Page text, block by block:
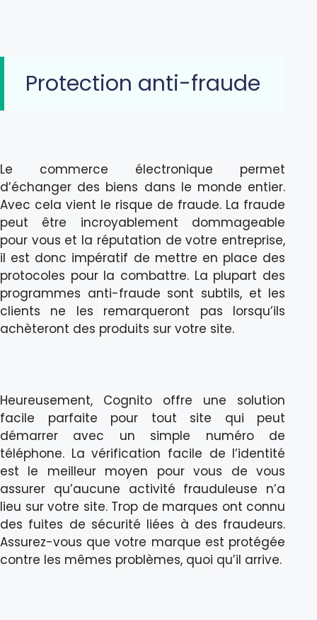
Protection anti-fraude
Le commerce électronique permet
d’échanger des biens dans le monde entier.
Avec cela vient le risque de fraude. La fraude
peut être incroyablement dommageable
pour vous et la réputation de votre entreprise,
il est donc impératif de mettre en place des
protocoles pour la combattre. La plupart des
programmes anti-fraude sont subtils, et les
clients ne les remarqueront pas lorsqu’ils
achèteront des produits sur votre site.
Heureusement, Cognito offre une solution
facile parfaite pour tout site qui peut
démarrer avec un simple numéro de
téléphone. La vérification facile de l’identité
est le meilleur moyen pour vous de vous
assurer qu’aucune activité frauduleuse n’a
lieu sur votre site. Trop de marques ont connu
des fuites de sécurité liées à des fraudeurs.
Assurez-vous que votre marque est protégée
contre les mêmes problèmes, quoi qu’il arrive.